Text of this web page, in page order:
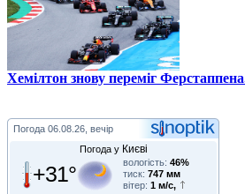
Хемілтон знову переміг
Погода 06.08.26, вечір
Погода у Києві
+31° вологість: 46%
тиск: 747 мм
вітер: 1 м/с,